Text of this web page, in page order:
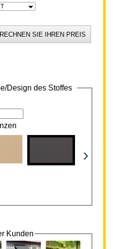
Design des Stoffes
›
Kunden